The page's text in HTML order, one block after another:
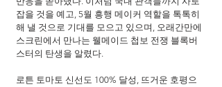
잡을 것을 예고, 5월 흥행 메이커 역할을 톡톡히
해 낼 것으로 기대를 모으고 있으며, 오래간만에
스크린에서 만나는 웰메이드 첩보 전쟁 블록버
스터의 탄생을 알렸다.
로튼 토마토 신선도 100% 달성, 뜨거운 호평으